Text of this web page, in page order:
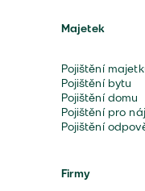
Majetek
Pojištění
Pojištění bytu
Pojištění domu
Pojištění pro
Pojištění
Firmy